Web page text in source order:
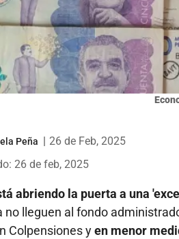
Peña
26 de Feb, 2025
26 de feb, 2025
abriendo la puerta a una
no lleguen al fondo
Colpensiones yen menor